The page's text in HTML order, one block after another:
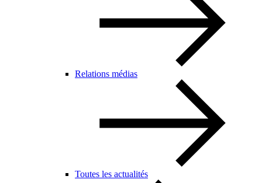
Relations médias
Toutes les actualités